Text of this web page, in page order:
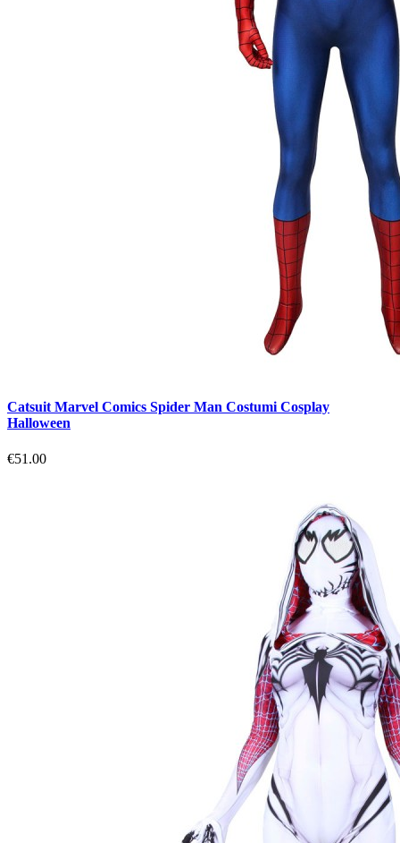
Catsuit Marvel Comics Spider Man Costumi Cosplay
Halloween
€51.00